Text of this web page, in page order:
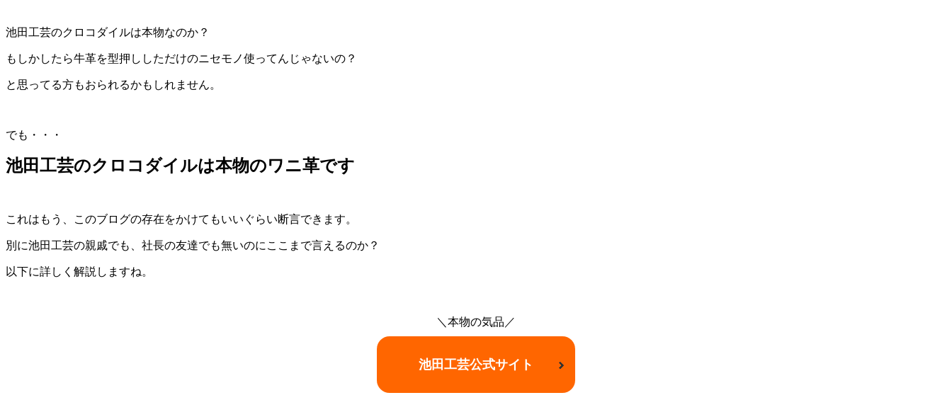
池田工芸のクロコダイルは本物なのか？
もしかしたら牛革を型押ししただけのニセモノ使ってんじゃないの？
と思ってる方もおられるかもしれません。
でも・・・
池田工芸のクロコダイルは本物のワニ革です
これはもう、このブログの存在をかけてもいいぐらい断言できます。
別に池田工芸の親戚でも、社長の友達でも無いのにここまで言えるのか？
以下に詳しく解説しますね。
＼本物の気品／
池田工芸公式サイト